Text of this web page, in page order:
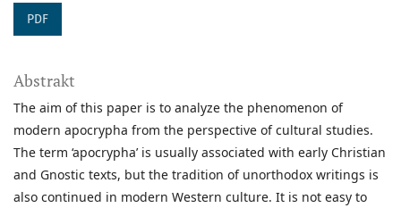
PDF
Abstrakt
The aim of this paper is to analyze the phenomenon of
modern apocrypha from the perspective of cultural studies.
The term ‘apocrypha’ is usually associated with early Christian
and Gnostic texts, but the tradition of unorthodox writings is
also continued in modern Western culture. It is not easy to